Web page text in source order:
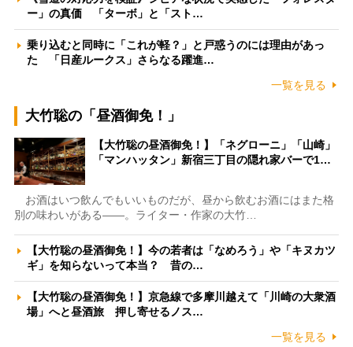
ー」の真価 「ターボ」と「スト…
乗り込むと同時に「これが軽？」と戸惑うのには理由があっ
た 「日産ルークス」さらなる躍進…
一覧を見る
大竹聡の「昼酒御免！」
【大竹聡の昼酒御免！】「ネグローニ」「山崎」
「マンハッタン」新宿三丁目の隠れ家バーで1…
お酒はいつ飲んでもいいものだが、昼から飲むお酒にはまた格
別の味わいがある――。ライター・作家の大竹…
【大竹聡の昼酒御免！】今の若者は「なめろう」や「キヌカツ
ギ」を知らないって本当？ 昔の…
【大竹聡の昼酒御免！】京急線で多摩川越えて「川崎の大衆酒
場」へと昼酒旅 押し寄せるノス…
一覧を見る